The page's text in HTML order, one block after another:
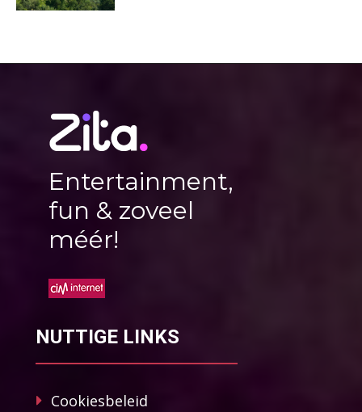
Entertainment,
fun & zoveel
méér!
NUTTIGE LINKS
Cookiesbeleid